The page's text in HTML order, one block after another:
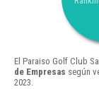
El Paraiso Golf Club
de Empresas según
2023.